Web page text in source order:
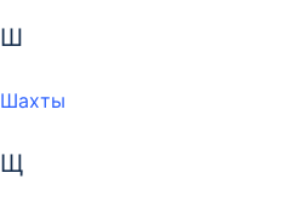
Ш
Шахты
Щ